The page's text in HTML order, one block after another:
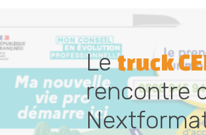
Letruck
rencontre